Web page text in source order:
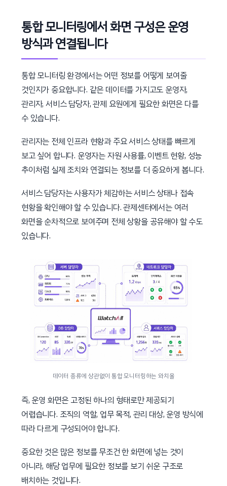
통합 모니터링에서 화면 구성은 운영
방식과 연결됩니다
통합 모니터링 환경에서는 어떤 정보를 어떻게 보여줄
것인지가 중요합니다. 같은 데이터를 가지고도 운영자,
관리자, 서비스 담당자, 관제 요원에게 필요한 화면은 다를
수 있습니다.
관리자는 전체 인프라 현황과 주요 서비스 상태를 빠르게
보고 싶어 합니다. 운영자는 자원 사용률, 이벤트 현황, 성능
추이처럼 실제 조치와 연결되는 정보를 더 중요하게 봅니다.
서비스 담당자는 사용자가 체감하는 서비스 상태나 접속
현황을 확인해야 할 수 있습니다. 관제센터에서는 여러
화면을 순차적으로 보여주며 전체 상황을 공유해야 할 수도
있습니다.
데이터 종류에 상관없이 통합 모니터링하는 와치올
즉, 운영 화면은 고정된 하나의 형태로만 제공되기
어렵습니다. 조직의 역할, 업무 목적, 관리 대상, 운영 방식에
따라 다르게 구성되어야 합니다.
중요한 것은 많은 정보를 무조건 한 화면에 넣는 것이
아니라, 해당 업무에 필요한 정보를 보기 쉬운 구조로
배치하는 것입니다.